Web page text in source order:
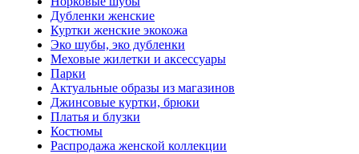
Дубленки женские
Куртки женские экокожа
Эко шубы, эко дубленки
Меховые жилетки и аксессуары
Парки
Актуальные образы из магазинов
Джинсовые куртки, брюки
Платья и блузки
Костюмы
Распродажа женской коллекции